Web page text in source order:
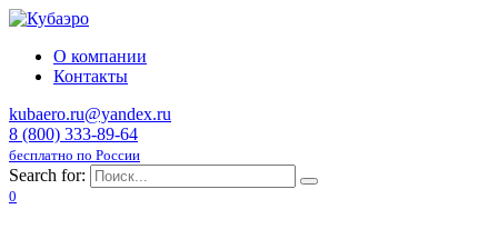
О компании
Контакты
kubaero.ru@yandex.ru
8 (800) 333-89-64
бесплатно по России
Search for:
0